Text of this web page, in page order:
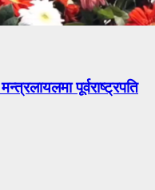
पूर्वराष्ट्रपति